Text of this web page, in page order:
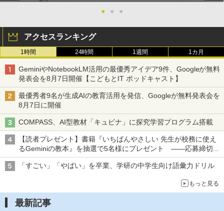
● ● ●
アクセスランキング
1時間 24時間 1週間 1カ月
GeminiやNotebookLM活用の最優秀アイデア9件、Googleが無料
発表会を8月7日開催【こどもとIT ポッドキャスト】
最優秀者9名が生成AIの教育活用を発信、Googleが無料発表会を
8月7日に開催
COMPASS、AI型教材「キュビナ」に探究学習プログラム搭載
【読者プレゼント】書籍『いちばんやさしい 先生が校務に使え
るGeminiの教本』を抽選で5名様にプレゼント ――応募締切は
2026年8月12日（水）まで
「すごい」「やばい」を卒業、学研の中学生向け語彙力ドリル
もっと見る
最新記事